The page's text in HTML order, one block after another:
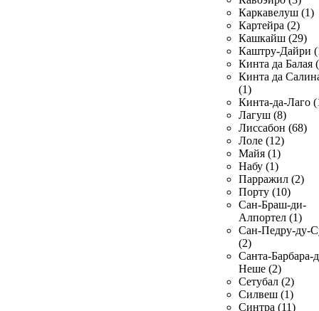
Каркавелуш (1)
Картейра (2)
Кашкайш (29)
Каштру-Дайри
Кинта да Балая
Кинта да
(1)
Кинта-да-Лаго
Лагуш (8)
Лиссабон (68)
Лоле (12)
Майя (1)
Набу (1)
Парражил (2)
Порту (10)
Сан-Браш-ди-
Алпортел (1)
Сан-Педру-ду-
(2)
Санта-Барбара-
Неше (2)
Сетубал (2)
Силвеш (1)
Синтра (11)